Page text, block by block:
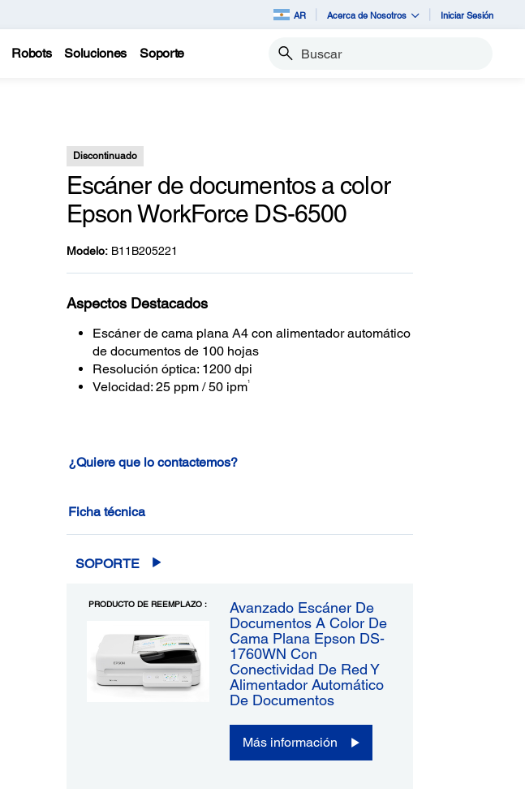
AR Acerca de Nosotros Iniciar Sesión
Robots Soluciones Soporte Buscar
Discontinuado
Escáner de documentos a color
Epson WorkForce DS-6500
Modelo: B11B205221
Aspectos Destacados
Escáner de cama plana A4 con alimentador automático
de documentos de 100 hojas
Resolución óptica: 1200 dpi
Velocidad: 25 ppm / 50 ipm1
¿Quiere que lo contactemos?
Ficha técnica
SOPORTE
PRODUCTO DE REEMPLAZO :
Avanzado Escáner De
Documentos A Color De
Cama Plana Epson DS-
1760WN Con
Conectividad De Red Y
Alimentador Automático
De Documentos
Más información